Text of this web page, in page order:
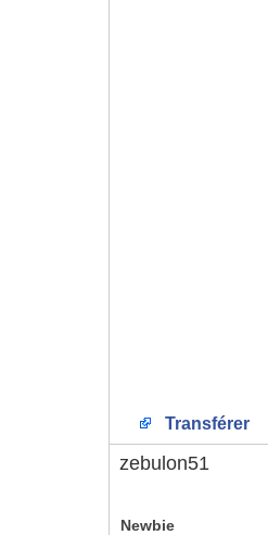
Transférer
zebulon51
Newbie